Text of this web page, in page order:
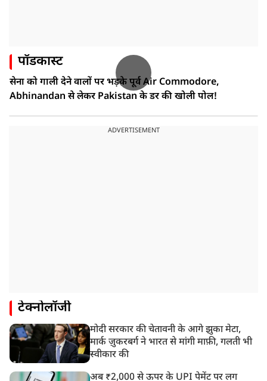
पॉडकास्ट
सेना को गाली देने वालों पर भड़के पूर्व Air Commodore,
Abhinandan से लेकर Pakistan के डर की खोली पोल!
ADVERTISEMENT
टेक्नोलॉजी
मोदी सरकार की चेतावनी के आगे झुका मेटा,
मार्क ज़ुकरबर्ग ने भारत से मांगी माफ़ी, गलती भी
स्वीकार की
अब ₹2,000 से ऊपर के UPI पेमेंट पर लग